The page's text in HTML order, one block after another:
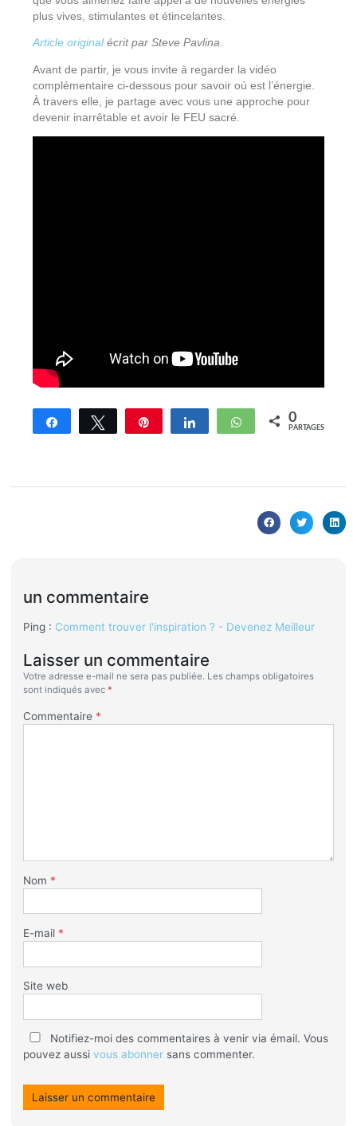
plus vives, stimulantes et étincelantes.
Article originalécrit par Steve Pavlina.
Avant de partir, je vous invite à regarder la vidéo
complémentaire ci-dessous pour savoir où est l’énergie.
À travers elle, je partage avec vous une approche pour
devenir inarrêtable et avoir le FEU sacré.
Partagez Tweetez Enregistrer Partagez WhatsApp
0
PARTAGES
un commentaire
Ping : Comment trouver l'inspiration ? - Devenez Meilleur
Laisser un commentaire
Votre adresse e-mail ne sera pas publiée. Les champs obligatoires
sont indiqués avec *
Commentaire *
Nom *
E-mail *
Site web
Notifiez-moi des commentaires à venir via émail. Vous
pouvez aussi vous abonnersans commenter.